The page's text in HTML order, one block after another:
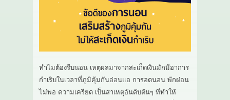
ทำไมต้องรีบนอน เหตุผลมาจากสะเก็ดเงินมักมีอาการ
กำเริบในเวลาที่ภูมิคุ้มกันอ่อนแอ การอดนอน พักผ่อน
ไม่พอ ความเครียด เป็นสาเหตุอันดับต้นๆ ที่ทำให้